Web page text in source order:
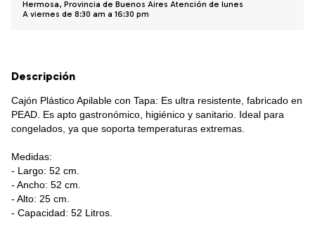
Hermosa, Provincia de Buenos Aires Atención de lunes
A viernes de 8:30 am a 16:30 pm
Descripción
Cajón Plástico Apilable con Tapa: Es ultra resistente, fabricado en
PEAD. Es apto gastronómico, higiénico y sanitario. Ideal para
congelados, ya que soporta temperaturas extremas.
Medidas:
- Largo: 52 cm.
- Ancho: 52 cm.
- Alto: 25 cm.
- Capacidad: 52 Litros.